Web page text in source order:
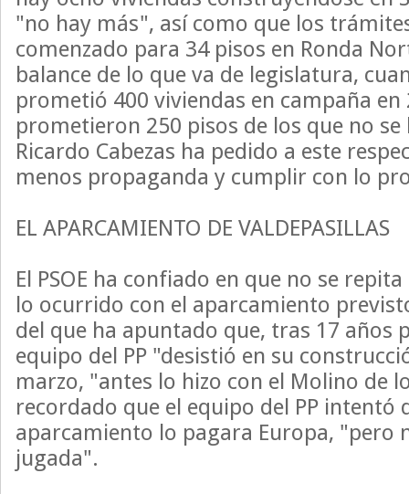
"no hay más", así como que los
comenzado para 34 pisos en Ronda
balance de lo que va de legislatura,
prometió 400 viviendas en campaña en
prometieron 250 pisos de los que no
Ricardo Cabezas ha pedido a este
menos propaganda y cumplir con lo
EL APARCAMIENTO DE VALDEPASILLAS
El PSOE ha confiado en que no se
lo ocurrido con el aparcamiento
del que ha apuntado que, tras 17 años
equipo del PP "desistió en su
marzo, "antes lo hizo con el Molino de
recordado que el equipo del PP intentó
aparcamiento lo pagara Europa, "pero
jugada".